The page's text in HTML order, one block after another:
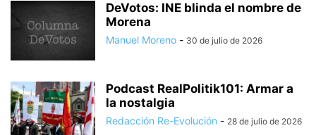
DeVotos: INE blinda el nombre de
Morena
Manuel Moreno - 30 de julio de 2026
Podcast RealPolitik101: Armar a
la nostalgia
Redacción Re-Evolución - 28 de julio de 2026